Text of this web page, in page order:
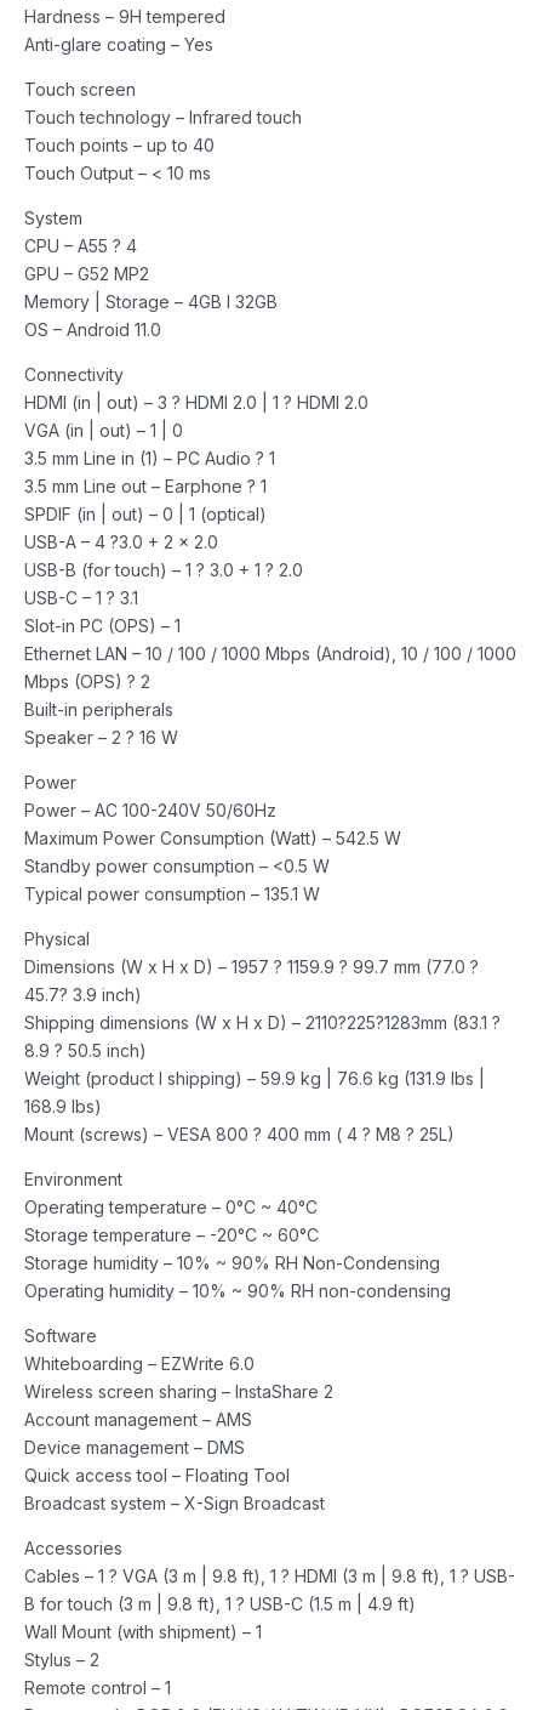
Hardness – 9H tempered
Anti-glare coating – Yes
Touch screen
Touch technology – Infrared touch
Touch points – up to 40
Touch Output – < 10 ms
System
CPU – A55 ? 4
GPU – G52 MP2
Memory | Storage – 4GB I 32GB
OS – Android 11.0
Connectivity
HDMI (in | out) – 3 ? HDMI 2.0 | 1 ? HDMI 2.0
VGA (in | out) – 1 | 0
3.5 mm Line in (1) – PC Audio ? 1
3.5 mm Line out – Earphone ? 1
SPDIF (in | out) – 0 | 1 (optical)
USB-A – 4 ?3.0 + 2 x 2.0
USB-B (for touch) – 1 ? 3.0 + 1 ? 2.0
USB-C – 1 ? 3.1
Slot-in PC (OPS) – 1
Ethernet LAN – 10 / 100 / 1000 Mbps (Android), 10 / 100 / 1000
Mbps (OPS) ? 2
Built-in peripherals
Speaker – 2 ? 16 W
Power
Power – AC 100-240V 50/60Hz
Maximum Power Consumption (Watt) – 542.5 W
Standby power consumption – <0.5 W
Typical power consumption – 135.1 W
Physical
Dimensions (W x H x D) – 1957 ? 1159.9 ? 99.7 mm (77.0 ?
45.7? 3.9 inch)
Shipping dimensions (W x H x D) – 2110?225?1283mm (83.1 ?
8.9 ? 50.5 inch)
Weight (product I shipping) – 59.9 kg | 76.6 kg (131.9 lbs |
168.9 lbs)
Mount (screws) – VESA 800 ? 400 mm ( 4 ? M8 ? 25L)
Environment
Operating temperature – 0°C ~ 40°C
Storage temperature – -20°C ~ 60°C
Storage humidity – 10% ~ 90% RH Non-Condensing
Operating humidity – 10% ~ 90% RH non-condensing
Software
Whiteboarding – EZWrite 6.0
Wireless screen sharing – InstaShare 2
Account management – AMS
Device management – DMS
Quick access tool – Floating Tool
Broadcast system – X-Sign Broadcast
Accessories
Cables – 1 ? VGA (3 m | 9.8 ft), 1 ? HDMI (3 m | 9.8 ft), 1 ? USB-
B for touch (3 m | 9.8 ft), 1 ? USB-C (1.5 m | 4.9 ft)
Wall Mount (with shipment) – 1
Stylus – 2
Remote control – 1